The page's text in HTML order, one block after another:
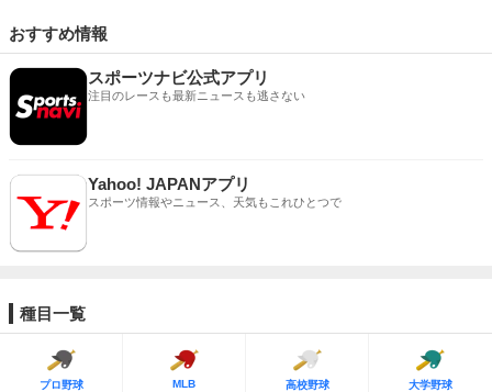
おすすめ情報
スポーツナビ公式アプリ
注目のレースも最新ニュースも逃さない
Yahoo! JAPANアプリ
スポーツ情報やニュース、天気もこれひとつで
種目一覧
プロ野球 MLB 高校野球 大学野球